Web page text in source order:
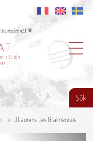
Trustpilot 4,9
till din
Sök
J.Laurens Les Graimenous